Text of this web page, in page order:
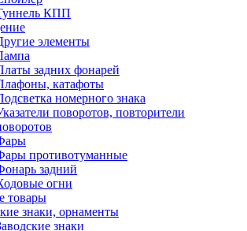
КПП
элементы
задних фонарей
катафоты
номерного знака
поворотов, повторители
противотуманные
задний
огни
товары
знаки, орнаменты
знаки